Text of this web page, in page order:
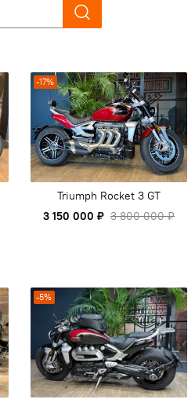
-17%
Triumph Rocket 3 GT
3 150 000 ₽ 3 800 000 ₽
-5%